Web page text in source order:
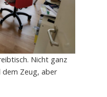
Nicht ganz
dem Zeug, aber